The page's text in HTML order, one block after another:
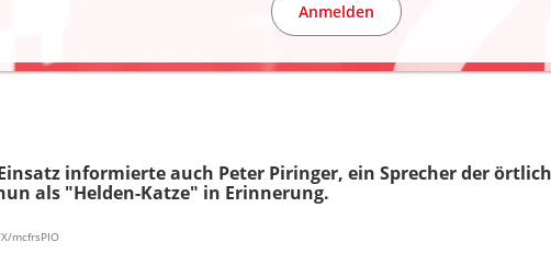
Anmelden
informierte auch Peter Piringer, ein Sprecher der
als "Helden-Katze" in Erinnerung.
mcfrsPIO